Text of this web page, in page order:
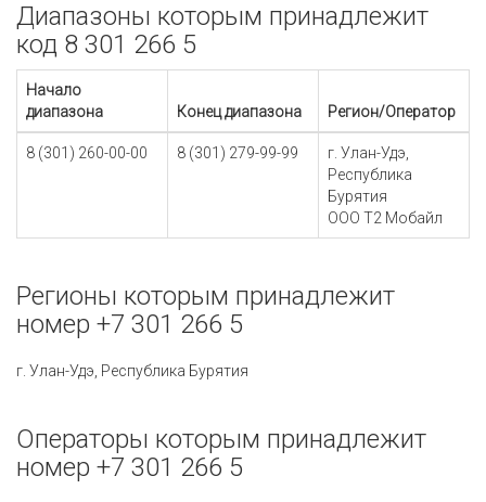
Диапазоны которым принадлежит
код 8 301 266 5
Начало
диапазона
Конец диапазона Регион/Оператор
8 (301) 260-00-00 8 (301) 279-99-99
г. Улан-Удэ,
Республика
Бурятия
ООО Т2 Мобайл
Регионы которым принадлежит
номер +7 301 266 5
г. Улан-Удэ, Республика Бурятия
Операторы которым принадлежит
номер +7 301 266 5